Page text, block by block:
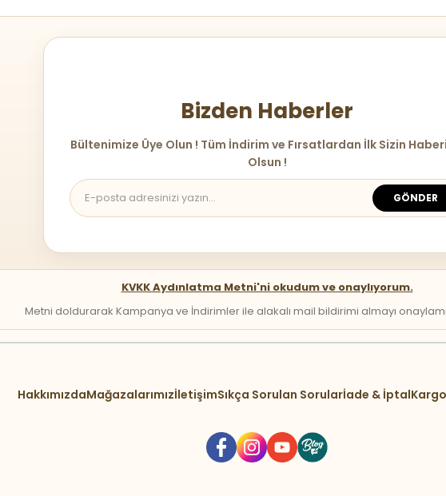
Bizden Haberler
Bültenimize Üye Olun ! Tüm İndirim ve Fırsatlardan İlk Sizin
Olsun !
GÖNDER
KVKK Aydınlatma Metni'ni okudum ve onaylıyorum.
Metni doldurarak Kampanya ve İndirimler ile alakalı mail bildirimi almayı onaylamış
HakkımızdaMağazalarımızİletişimSıkça Sorulan Sorularİade & İptal